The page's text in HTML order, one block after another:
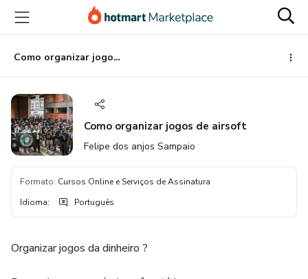
para
conteúdo
principal
para
pagamento
para
rodapé
Como organizar jogos de airsoft
Como organizar jogos de airsoft
Felipe dos anjos Sampaio
Formato: Cursos Online e Serviços de Assinatura
Idioma: Português
Organizar jogos da dinheiro ?